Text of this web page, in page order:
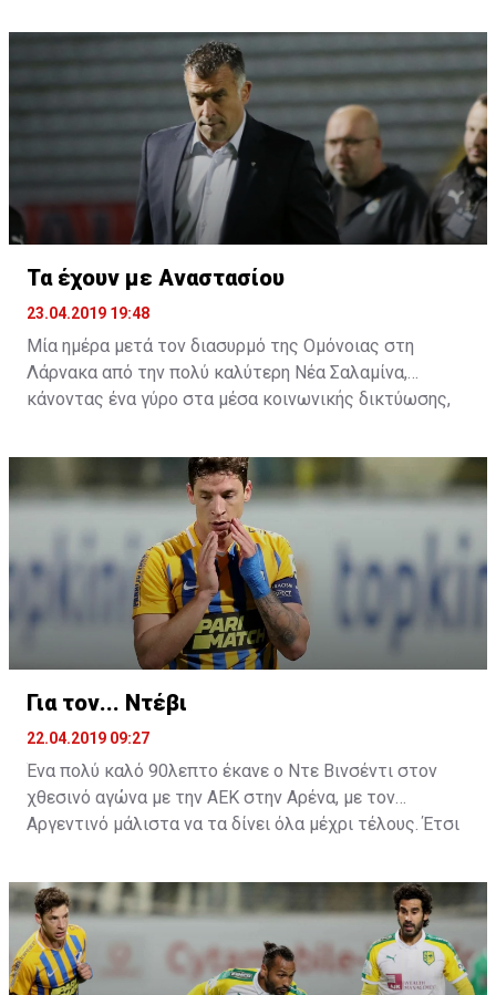
Τα έχουν με Αναστασίου
23.04.2019 19:48
Μία ημέρα μετά τον διασυρμό της Ομόνοιας στη
Λάρνακα από την πολύ καλύτερη Νέα Σαλαμίνα,
κάνοντας ένα γύρο στα μέσα κοινωνικής δικτύωσης,
αγώνα στη δημοσιογραφική γι' άλλη μία φορά δεν ήταν
η πρέπων, αφού πολλοί είναι αυτοί που πιστεύουν ότι
τουλάχιστον αυτό έπρεπε να λεχθεί από τα χείλη του
Ελλαδίτη τεχνικό ήταν μία συγνώμη.
Για τον... Ντέβι
22.04.2019 09:27
Ένα πολύ καλό 90λεπτο έκανε ο Ντε Βινσέντι στον
χθεσινό αγώνα με την ΑΕΚ στην Αρένα, με τον
Αργεντινό μάλιστα να τα δίνει όλα μέχρι τέλους. Έτσι
του Τόνιο.